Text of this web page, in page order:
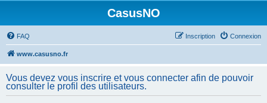
CasusNO
FAQ Connexion
Inscription
www.casusno.fr
Vous devez vous inscrire et vous connecter afin de pouvoir
consulter le profil des utilisateurs.